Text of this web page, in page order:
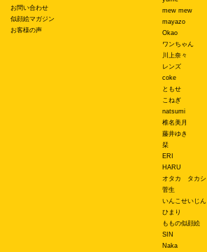
お問い合わせ
似顔絵マガジン
お客様の声
mew mew
mayazo
Okao
ワンちゃん
川上奈々
レンズ
coke
ともせ
こねぎ
natsumi
椎名美月
藤井ゆき
栞
ERI
HARU
オタカ タカシ
菅生
いんこせいじん
ひまり
ももの似顔絵
SIN
Naka